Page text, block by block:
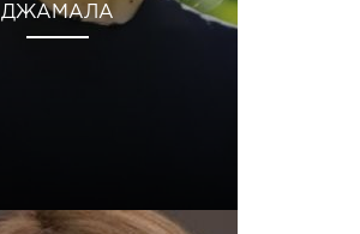
ДЖАМАЛА